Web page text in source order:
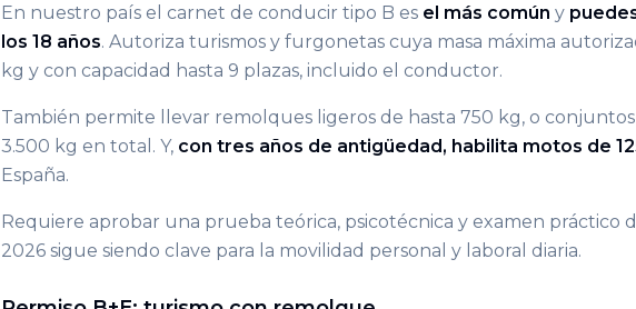
En nuestro país el carnet de conducir tipo B es el más común y
los 18 años. Autoriza turismos y furgonetas cuya masa máxima
kg y con capacidad hasta 9 plazas, incluido el conductor.
También permite llevar remolques ligeros de hasta 750 kg, o
3.500 kg en total. Y, con tres años de antigüedad, habilita motos de
España.
Requiere aprobar una prueba teórica, psicotécnica y examen práctico
2026 sigue siendo clave para la movilidad personal y laboral diaria.